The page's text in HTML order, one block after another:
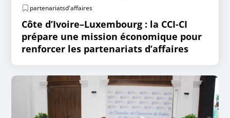
partenariatsd'affaires
Côte d’Ivoire–Luxembourg : la CCI-CI
prépare une mission économique pour
renforcer les partenariats d’affaires